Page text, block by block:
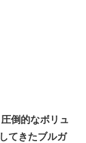
倒的なボリュ
てきたブルガ